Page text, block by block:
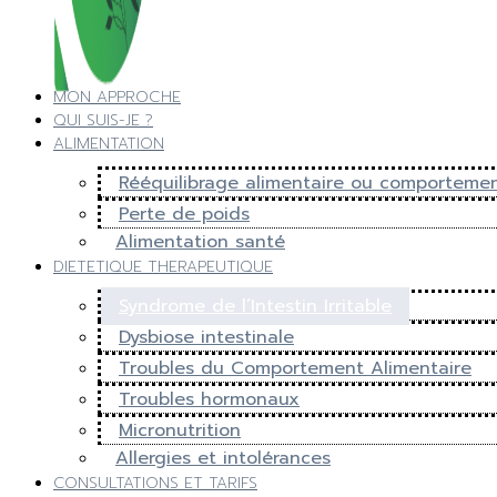
MON APPROCHE
QUI SUIS-JE ?
ALIMENTATION
Rééquilibrage alimentaire ou
Perte de poids
Alimentation santé
DIETETIQUE THERAPEUTIQUE
Syndrome de l’Intestin Irritable
Dysbiose intestinale
Troubles du Comportement Alimentaire
Troubles hormonaux
Micronutrition
Allergies et intolérances
CONSULTATIONS ET TARIFS